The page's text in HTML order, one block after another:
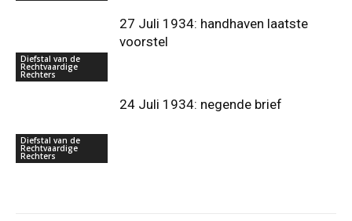
Diefstal van de
Rechtvaardige
Rechters
27 Juli 1934: handhaven laatste
voorstel
Diefstal van de
Rechtvaardige
Rechters
24 Juli 1934: negende brief